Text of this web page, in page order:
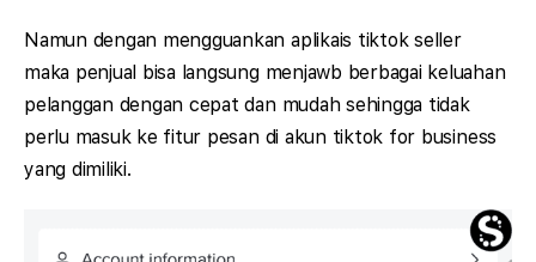
Namun dengan mengguankan aplikais tiktok seller
maka penjual bisa langsung menjawb berbagai keluahan
pelanggan dengan cepat dan mudah sehingga tidak
perlu masuk ke fitur pesan di akun tiktok for business
yang dimiliki.